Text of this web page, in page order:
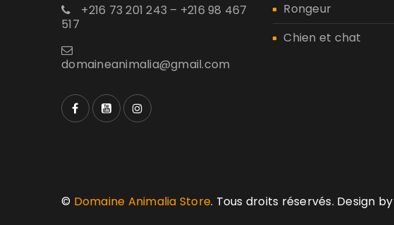
+216 73 201 243 – +216 98 467
517
domaineanimalia@gmail.com
Rongeur
Chien et chat
© Domaine Animalia Store. Tous droits réservés. Design by